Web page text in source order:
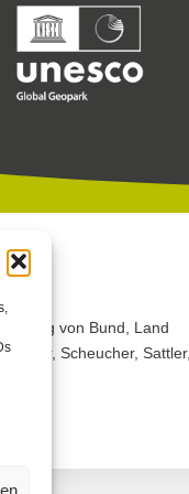
von Bund, Land
Scheucher, Sattler,